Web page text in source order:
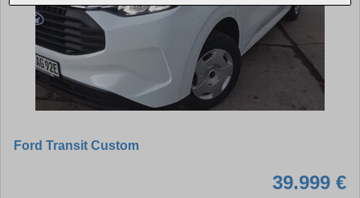
Ford Transit Custom
39.999 €